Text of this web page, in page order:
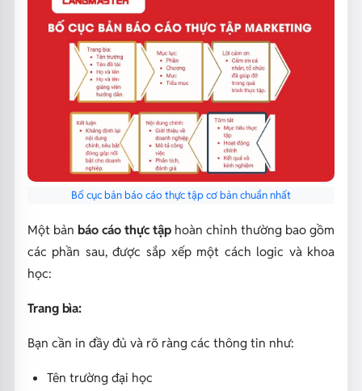
Bố cục bản báo cáo thực tập cơ bản chuẩn nhất
Một bản báo cáo thực tập hoàn chỉnh thường bao gồm
các phần sau, được sắp xếp một cách logic và khoa
học:
Trang bìa:
Bạn cần in đầy đủ và rõ ràng các thông tin như:
Tên trường đại học